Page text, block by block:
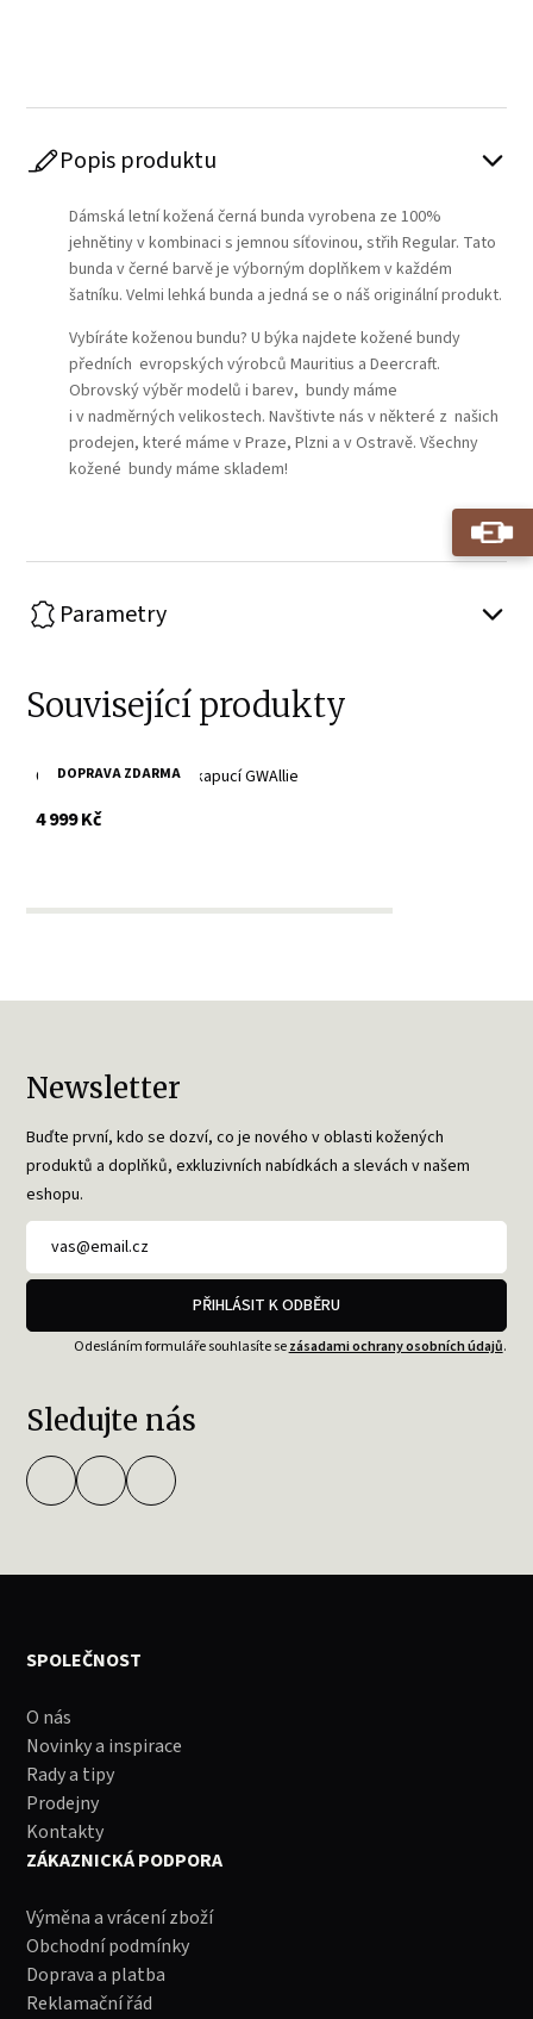
Popis produktu
Dámská letní kožená černá bunda vyrobena ze 100%
jehnětiny v kombinaci s jemnou síťovinou, střih Regular. Tato
bunda v černé barvě je výborným doplňkem v každém
šatníku. Velmi lehká bunda a jedná se o náš originální produkt.
Vybíráte koženou bundu? U býka najdete kožené bundy
předních evropských výrobců Mauritius a Deercraft.
Obrovský výběr modelů i barev, bundy máme
i v nadměrných velikostech. Navštivte nás v některé z našich
prodejen, které máme v Praze, Plzni a v Ostravě. Všechny
kožené bundy máme skladem!
Parametry
Související produkty
DOPRAVA ZDARMA
Černá kožená bunda s kapucí GWAllie
4 999 Kčs DPH
Newsletter
Buďte první, kdo se dozví, co je nového v oblasti kožených
produktů a doplňků, exkluzivních nabídkách a slevách v našem
eshopu.
PŘIHLÁSIT K ODBĚRU
Odesláním formuláře souhlasíte sezásadami ochrany osobních údajů.
Sledujte nás
SPOLEČNOST
O nás
Novinky a inspirace
Rady a tipy
Prodejny
Kontakty
ZÁKAZNICKÁ PODPORA
Výměna a vrácení zboží
Obchodní podmínky
Doprava a platba
Reklamační řád